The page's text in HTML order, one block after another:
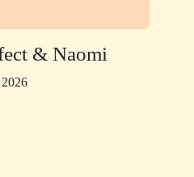
& Naomi